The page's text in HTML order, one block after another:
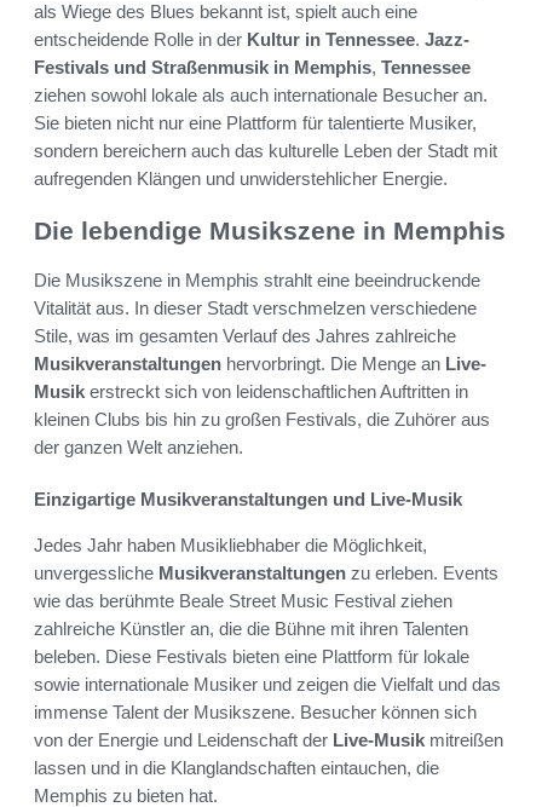
als Wiege des Blues bekannt ist, spielt auch eine
entscheidende Rolle in der Kultur in Tennessee. Jazz-
Festivals und Straßenmusik in Memphis, Tennessee
ziehen sowohl lokale als auch internationale Besucher an.
Sie bieten nicht nur eine Plattform für talentierte Musiker,
sondern bereichern auch das kulturelle Leben der Stadt mit
aufregenden Klängen und unwiderstehlicher Energie.
Die lebendige Musikszene in Memphis
Die Musikszene in Memphis strahlt eine beeindruckende
Vitalität aus. In dieser Stadt verschmelzen verschiedene
Stile, was im gesamten Verlauf des Jahres zahlreiche
Musikveranstaltungen hervorbringt. Die Menge an Live-
Musik erstreckt sich von leidenschaftlichen Auftritten in
kleinen Clubs bis hin zu großen Festivals, die Zuhörer aus
der ganzen Welt anziehen.
Einzigartige Musikveranstaltungen und Live-Musik
Jedes Jahr haben Musikliebhaber die Möglichkeit,
unvergessliche Musikveranstaltungen zu erleben. Events
wie das berühmte Beale Street Music Festival ziehen
zahlreiche Künstler an, die die Bühne mit ihren Talenten
beleben. Diese Festivals bieten eine Plattform für lokale
sowie internationale Musiker und zeigen die Vielfalt und das
immense Talent der Musikszene. Besucher können sich
von der Energie und Leidenschaft der Live-Musik mitreißen
lassen und in die Klanglandschaften eintauchen, die
Memphis zu bieten hat.